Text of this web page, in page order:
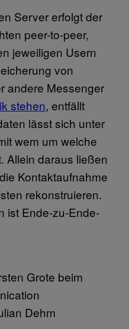
Server erfolgt der
peer-to-peer,
jeweiligen Usern
von
andere Messenger
stehen, entfällt
lässt sich unter
wem um welche
Allein daraus ließen
Kontaktaufnahme
rekonstruieren.
ist Ende-zu-Ende-
Grote beim
Dehm